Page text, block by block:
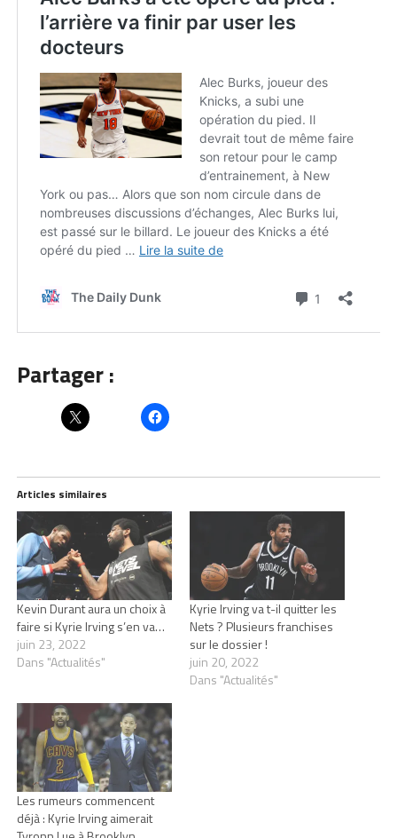
Partager :
Articles similaires
Kevin Durant aura un choix à
faire si Kyrie Irving s’en va…
juin 23, 2022
Dans "Actualités"
Kyrie Irving va t-il quitter les
Nets ? Plusieurs franchises
sur le dossier !
juin 20, 2022
Dans "Actualités"
Les rumeurs commencent
déjà : Kyrie Irving aimerait